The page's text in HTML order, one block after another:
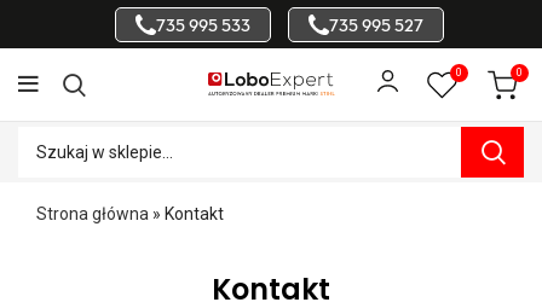
735 995 533 735 995 527
0 0
Strona główna » Kontakt
Kontakt